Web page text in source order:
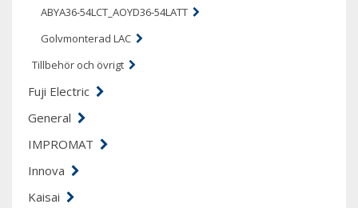
ABYA36-54LCT_AOYD36-54LATT
Golvmonterad LAC
Tillbehör och övrigt
Fuji Electric
General
IMPROMAT
Innova
Kaisai